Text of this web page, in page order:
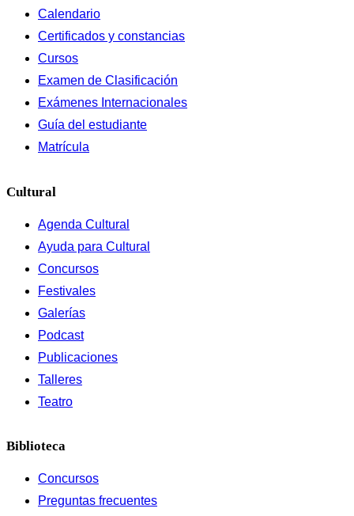
Calendario
Certificados y constancias
Cursos
Examen de Clasificación
Exámenes Internacionales
Guía del estudiante
Matrícula
Cultural
Agenda Cultural
Ayuda para Cultural
Concursos
Festivales
Galerías
Podcast
Publicaciones
Talleres
Teatro
Biblioteca
Concursos
Preguntas frecuentes